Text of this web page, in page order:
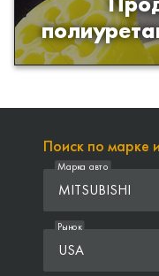
Продажа
Поиск по марке
MITSUBISHI
Марка авто
USA
Рынок